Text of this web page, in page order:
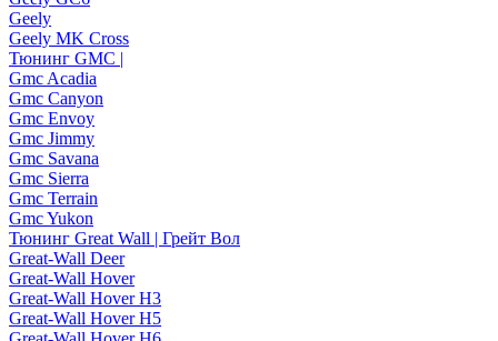
Geely
Geely MK Cross
Тюнинг GMC |
Gmc Acadia
Gmc Canyon
Gmc Envoy
Gmc Jimmy
Gmc Savana
Gmc Sierra
Gmc Terrain
Gmc Yukon
Тюнинг Great Wall | Грейт Вол
Great-Wall Deer
Great-Wall Hover
Great-Wall Hover H3
Great-Wall Hover H5